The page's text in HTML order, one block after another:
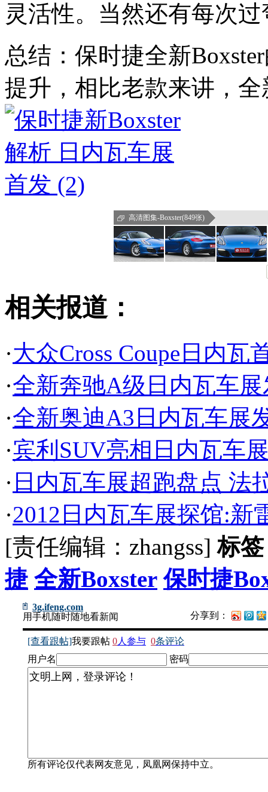
灵活性。当然还有每次
总结：保时捷全新
提升，相比老款来讲，
高清图集-Boxster(849张)
相关报道：
·大众Cross Coupe日内瓦
·全新奔驰A级日内瓦车
·全新奥迪A3日内瓦车展
·宾利SUV亮相日内瓦车
· 日内瓦车展超跑盘点 法
·2012日内瓦车展探馆:新
[责任编辑：zhangss]标
捷 全新Boxster 保时捷
3g.ifeng.com
用手机随时随地看新闻
分享到：
[查看跟帖]我要跟帖 0人参与 0条评论
用户名
密码
所有评论仅代表网友意见，凤凰网保持中立。